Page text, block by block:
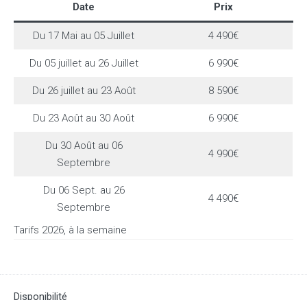
Date Prix
Du 17 Mai au 05 Juillet 4 490€
Du 05 juillet au 26 Juillet 6 990€
Du 26 juillet au 23 Août 8 590€
Du 23 Août au 30 Août 6 990€
Du 30 Août au 06
Septembre
4 990€
Du 06 Sept. au 26
Septembre
4 490€
Tarifs 2026, à la semaine
Disponibilité